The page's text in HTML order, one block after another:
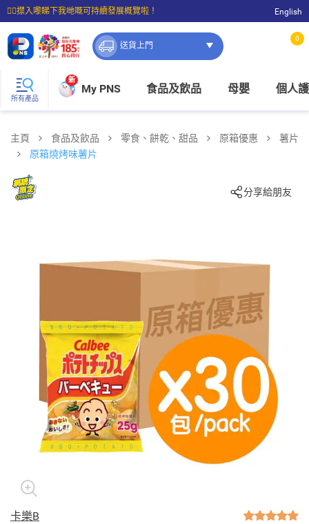
☝🏼㩒入嚟睇下我哋嘅可持續發展概覽啦！
⭐購物滿$399即享免費送貨；滿$100即可免費店取。
English
送貨上門
0
所有產品
新
My PNS 食品及飲品 母嬰 個人
主頁 食品及飲品 零食、餅乾、甜品 原箱優惠
薯片
原箱燒烤味薯片
分享給朋友
卡樂B